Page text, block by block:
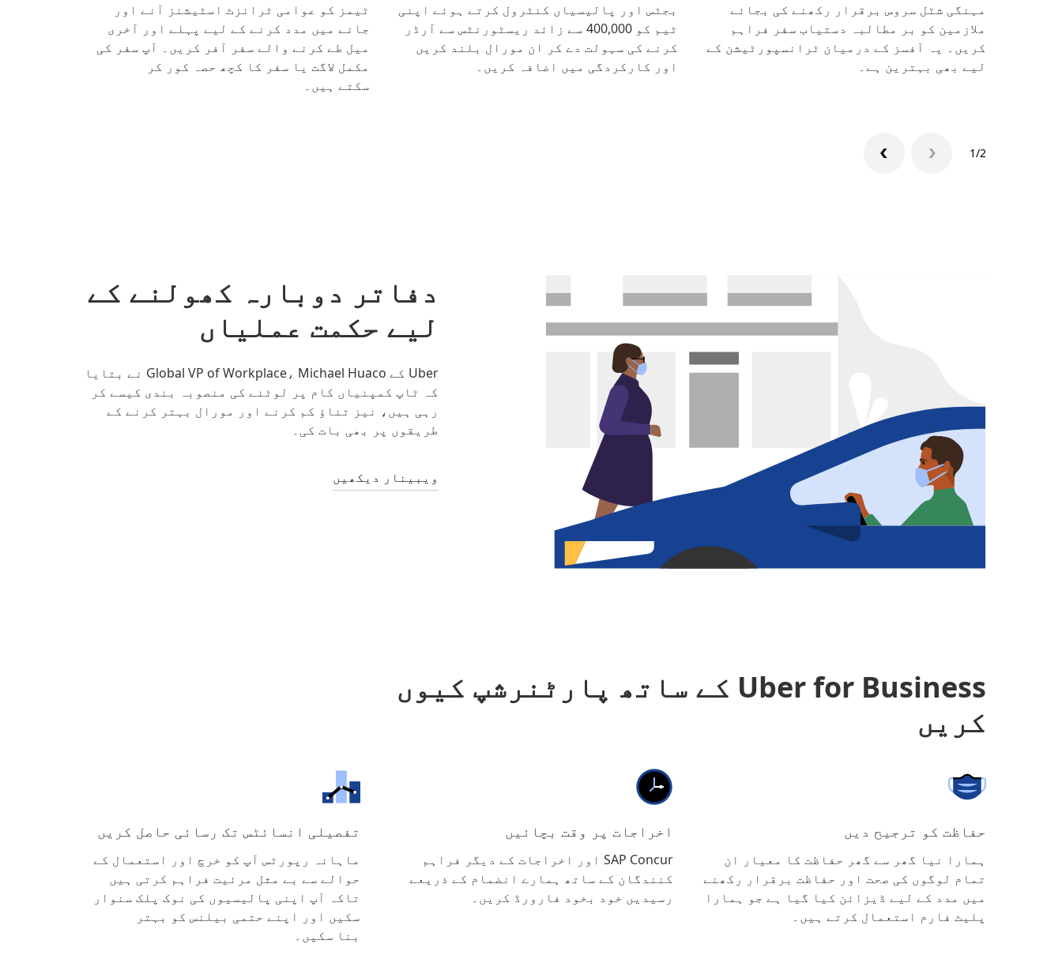
مہنگی شٹل سروس برقرار رکھنے کی بجائے
ملازمین کو بر مطالبہ دستیاب سفر فراہم
کریں۔ یہ آفسز کے درمیان ٹرانسپورٹیشن کے
لیے بھی بہترین ہے۔
بجٹس اور پالیسیاں کنٹرول کرتے ہوئے اپنی
ٹیم کو 400,000 سے زائد ریسٹورنٹس سے آرڈر
کرنے کی سہولت دے کر ان مورال بلند کریں
اور کارکردگی میں اضافہ کریں۔
ٹیمز کو عوامی ٹرانزٹ اسٹیشنز آنے اور
جانے میں مدد کرنے کے لیے پہلے اور آخری
میل طے کرنے والے سفر آفر کریں۔ آپ سفر کی
مکمل لاگت یا سفر کا کچھ حصہ کور کر
سکتے ہیں۔
1/2
دفاتر دوبارہ کھولنے کے
لیے حکمت عملیاں
Uber کے Global VP of Workplace، Michael Huaco نے بتایا
کہ ٹاپ کمپنیاں کام پر لوٹنے کی منصوبہ بندی کیسے کر
رہی ہیں، نیز تناؤ کم کرنے اور مورال بہتر کرنے کے
طریقوں پر بھی بات کی۔
ویبینار دیکھیں
Uber for Business کے ساتھ پارٹنرشپ کیوں
کریں
حفاظت کو ترجیح دیں
ہمارا نیا گھر سے گھر حفاظت کا معیار ان
تمام لوگوں کی صحت اور حفاظت برقرار رکھنے
میں مدد کے لیے ڈیزائن کیا گیا ہے جو ہمارا
پلیٹ فارم استعمال کرتے ہیں۔
اخراجات پر وقت بچائیں
SAP Concur اور اخراجات کے دیگر فراہم
کنندگان کے ساتھ ہمارے انضمام کے ذریعے
رسیدیں خود بخود فارورڈ کریں۔
تفصیلی انسائٹس تک رسائی حاصل کریں
ماہانہ رپورٹس آپ کو خرچ اور استعمال کے
حوالے سے بے مثل مرئیت فراہم کرتی ہیں
تاکہ آپ اپنی پالیسیوں کی نوک پلک سنوار
سکیں اور اپنے حتمی بیلنس کو بہتر
بنا سکیں۔